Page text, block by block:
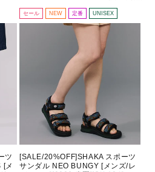
ツ
[メ
セール NEW 定番 UNISEX
[SALE/20%OFF]SHAKA スポーツ
サンダル NEO BUNGY [メンズ/レ